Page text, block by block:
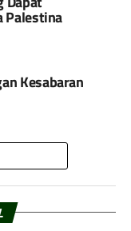
Palestina
Kesabaran